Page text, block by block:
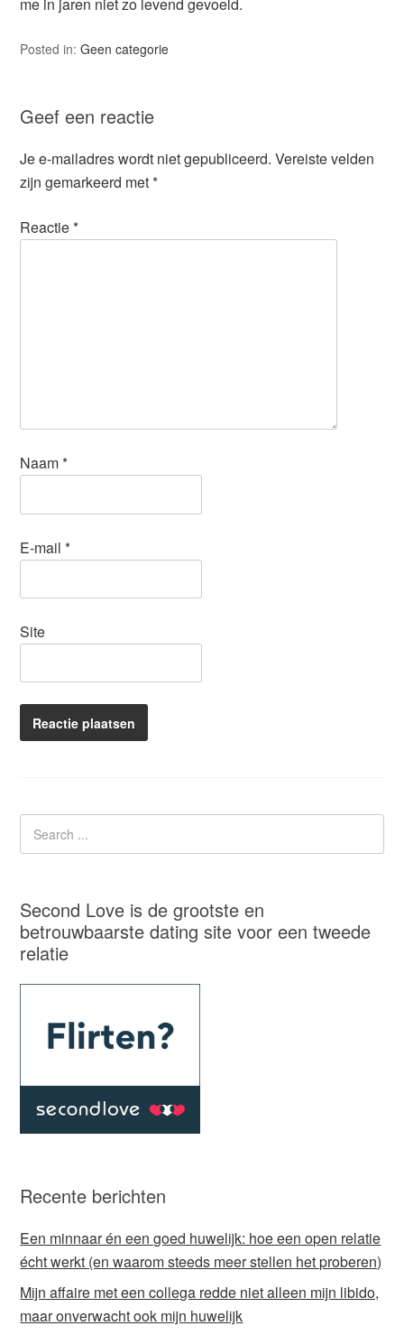
Posted in:Geen categorie
Geef een reactie
Je e-mailadres wordt niet gepubliceerd. Vereiste velden
zijn gemarkeerd met*
Reactie*
Naam*
E-mail*
Site
Second Love is de grootste en
betrouwbaarste dating site voor een tweede
relatie
Recente berichten
Een minnaar én een goed huwelijk: hoe een open relatie
écht werkt (en waarom steeds meer stellen het proberen)
Mijn affaire met een collega redde niet alleen mijn libido,
maar onverwacht ook mijn huwelijk